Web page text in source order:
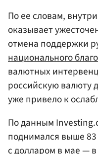
По ее словам,
оказывает
отмена поддержки
национального
валютных
российскую валюту
уже привело к
По данным
поднимался выше 83
с долларом в мае — в